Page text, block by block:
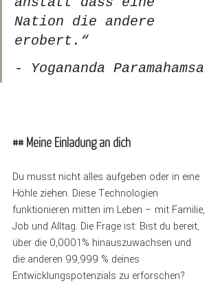
Nation die andere
erobert.“
- Yogananda Paramahamsa
## Meine Einladung an dich
Du musst nicht alles aufgeben oder in eine
Höhle ziehen. Diese Technologien
funktionieren mitten im Leben – mit Familie,
Job und Alltag. Die Frage ist: Bist du bereit,
über die 0,0001% hinauszuwachsen und
die anderen 99,999 % deines
Entwicklungspotenzials zu erforschen?